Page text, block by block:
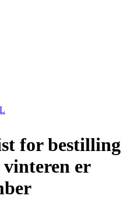
for bestilling
er